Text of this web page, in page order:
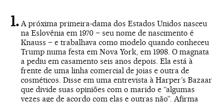
A próxima primeira-dama dos Estados Unidos nasceu
na Eslovênia em 1970 – seu nome de nascimento é
Knauss – e trabalhava como modelo quando conheceu
Trump numa festa em Nova York, em 1998. O magnata
a pediu em casamento seis anos depois. Ela está à
frente de uma linha comercial de joias e outra de
cosméticos. Disse em uma entrevista à Harper’s Bazaar
que divide suas opiniões com o marido e “algumas
vezes age de acordo com elas e outras não”. Afirma